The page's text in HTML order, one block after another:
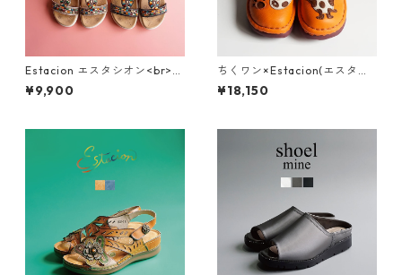
Estacion エスタシオン<br>エ
スニック調カラフルビーズデ
ザインコンフォートサンダル 3
¥9,900
ちくワン×Estacion(エスタシ
オン)コラボ ちくワンモチーフ
2way本革サボシューズ TGE68
¥18,150